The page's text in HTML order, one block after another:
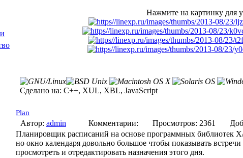
Нажмите на картинку для
Сделано на: C++, XUL, XBL, JavaScript
Plan
Автор: admin Комментарии: Просмотров: 2361
Планировщик расписаний на основе программных библиотек
но окно календаря довольно большое чтобы показывать
просмотреть и отредактировать назначения этого дня.